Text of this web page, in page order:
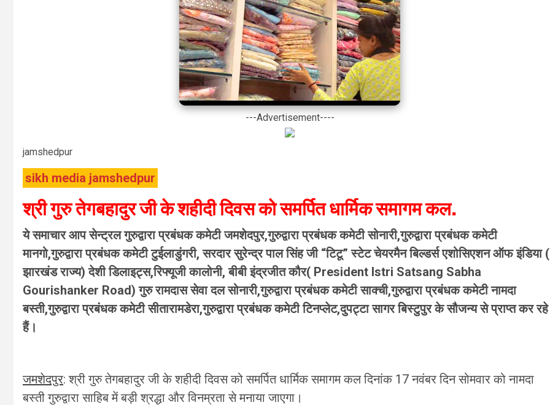
---Advertisement----
jamshedpur
sikh media jamshedpur
श्री गुरु तेगबहादुर जी के शहीदी दिवस को समर्पित धार्मिक समागम कल.
ये समाचार आप सेन्ट्रल गुरुद्वारा प्रबंधक कमेटी जमशेदपुर,गुरुद्वारा प्रबंधक कमेटी सोनारी,गुरुद्वारा प्रबंधक कमेटी
मानगो,गुरुद्वारा प्रबंधक कमेटी टुईलाडुंगरी, सरदार सुरेन्द्र पाल सिंह जी “टिटू” स्टेट चेयरमैन बिल्डर्स एशोसिएशन ऑफ इंडिया (
झारखंड राज्य) देशी डिलाइट्स,रिफ्यूजी कालोनी, बीबी इंद्रजीत कौर( President Istri Satsang Sabha
Gourishanker Road) गुरु रामदास सेवा दल सोनारी,गुरुद्वारा प्रबंधक कमेटी साक्ची,गुरुद्वारा प्रबंधक कमेटी नामदा
बस्ती,गुरुद्वारा प्रबंधक कमेटी सीतारामडेरा,गुरुद्वारा प्रबंधक कमेटी टिनप्लेट,दुपट्टा सागर बिस्टुपुर के सौजन्य से प्राप्त कर रहे
हैं।
जमशेदपुर: श्री गुरु तेगबहादुर जी के शहीदी दिवस को समर्पित धार्मिक समागम कल दिनांक 17 नवंबर दिन सोमवार को नामदा
बस्ती गुरुद्वारा साहिब में बड़ी श्रद्धा और विनम्रता से मनाया जाएगा।